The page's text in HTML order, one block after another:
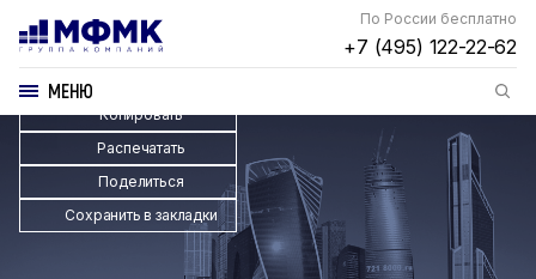
По России бесплатно
+7 (495) 122-22-62
МЕНЮ
Копировать
Распечатать
Поделиться
Сохранить в закладки